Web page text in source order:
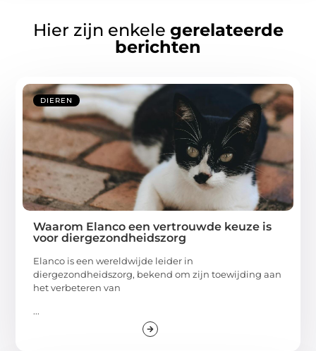
Hier zijn enkele gerelateerde
berichten
DIEREN
Waarom Elanco een vertrouwde keuze is
voor diergezondheidszorg
Elanco is een wereldwijde leider in
diergezondheidszorg, bekend om zijn toewijding aan
het verbeteren van
...